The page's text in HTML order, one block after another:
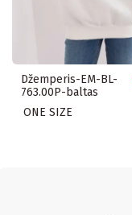
Džemperis-EM-BL-
763.00P-baltas
ONE SIZE